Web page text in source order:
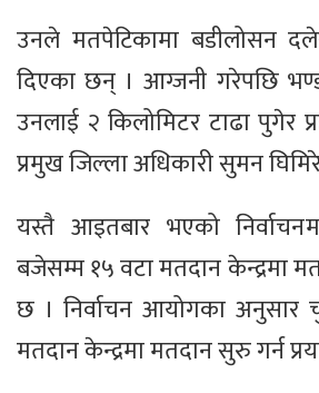
उनले मतपेटिकामा बडीलोसन
दिएका छन् । आग्जनी गरेपछि
उनलाई २ किलोमिटर टाढा पुगेर
प्रमुख जिल्ला अधिकारी सुमन
यस्तै आइतबार भएको
बजेसम्म १५ वटा मतदान केन्द्रमा
छ । निर्वाचन आयोगका अनुसार
मतदान केन्द्रमा मतदान सुरु गर्न